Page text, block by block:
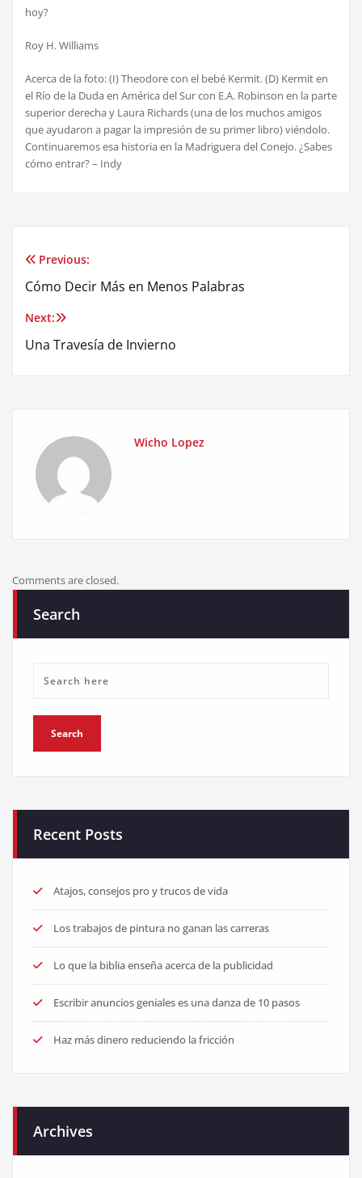
hoy?
Roy H. Williams
Acerca de la foto: (I) Theodore con el bebé Kermit. (D) Kermit en
el Río de la Duda en América del Sur con E.A. Robinson en la parte
superior derecha y Laura Richards (una de los muchos amigos
que ayudaron a pagar la impresión de su primer libro) viéndolo.
Continuaremos esa historia en la Madriguera del Conejo. ¿Sabes
cómo entrar? – Indy
Post
navigation
Previous:
Cómo Decir Más en Menos Palabras
Next:
Una Travesía de Invierno
Wicho Lopez
Comments are closed.
Search
Recent Posts
Atajos, consejos pro y trucos de vida
Los trabajos de pintura no ganan las carreras
Lo que la biblia enseña acerca de la publicidad
Escribir anuncios geniales es una danza de 10 pasos
Haz más dinero reduciendo la fricción
Archives